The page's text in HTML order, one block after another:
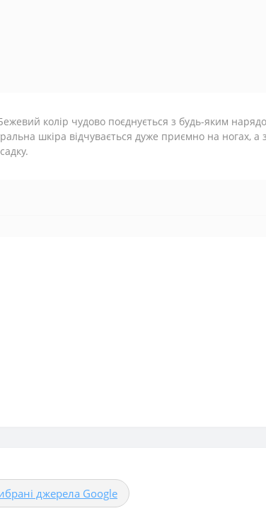
колір чудово поєднується з будь-яким
шкіра відчувається дуже приємно на ногах, а
джерела Google